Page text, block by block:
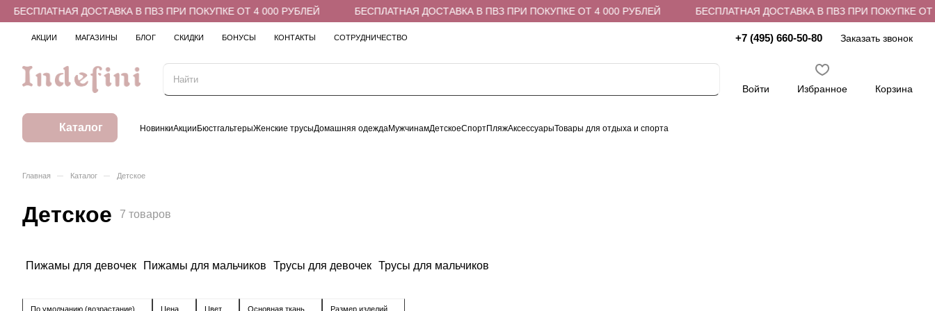
ДОСТАВКА В ПВЗ ПРИ ПОКУПКЕ ОТ 4 000 РУБЛЕЙ БЕСПЛАТНАЯ ДОСТАВКА В ПВЗ ПРИ ПОКУПКЕ ОТ 4 000 РУБЛЕЙ БЕСПЛАТНАЯ ДОСТАВКА В ПВЗ ПРИ ПОКУПКЕ ОТ 4 000
АКЦИИ МАГАЗИНЫ БЛОГ СКИДКИ БОНУСЫ КОНТАКТЫ СОТРУДНИЧЕСТВО +7 (495) 660-50-80 Заказать звонок
Войти Избранное Корзина
Каталог НовинкиАкцииБюстгальтерыЖенские трусыДомашняя одеждаМужчинамДетскоеСпортПляжАксессуарыТовары для отдыха и спорта
Главная – Каталог – Детское
Детское 7 товаров
Пижамы для девочек Пижамы для мальчиков Трусы для девочек Трусы для мальчиков
По умолчанию (возрастание) Цена Цвет Основная ткань Размер изделий